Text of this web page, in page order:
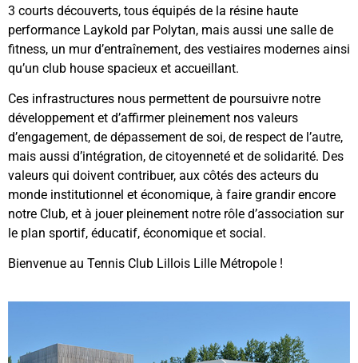
3 courts découverts, tous équipés de la résine haute
performance Laykold par Polytan, mais aussi une salle de
fitness, un mur d’entraînement, des vestiaires modernes ainsi
qu’un club house spacieux et accueillant.
Ces infrastructures nous permettent de poursuivre notre
développement et d’affirmer pleinement nos valeurs
d’engagement, de dépassement de soi, de respect de l’autre,
mais aussi d’intégration, de citoyenneté et de solidarité. Des
valeurs qui doivent contribuer, aux côtés des acteurs du
monde institutionnel et économique, à faire grandir encore
notre Club, et à jouer pleinement notre rôle d’association sur
le plan sportif, éducatif, économique et social.
Bienvenue au Tennis Club Lillois Lille Métropole !